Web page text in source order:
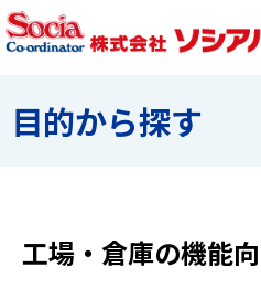
目的から探す
工場・倉庫の機能